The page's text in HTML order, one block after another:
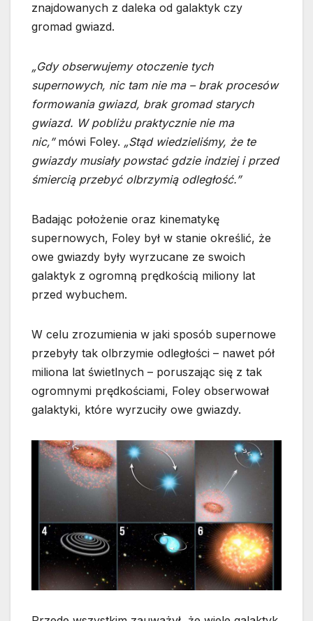
znajdowanych z daleka od galaktyk czy
gromad gwiazd.
„Gdy obserwujemy otoczenie tych
supernowych, nic tam nie ma – brak procesów
formowania gwiazd, brak gromad starych
gwiazd. W pobliżu praktycznie nie ma
nic,” mówi Foley. „Stąd wiedzieliśmy, że te
gwiazdy musiały powstać gdzie indziej i przed
śmiercią przebyć olbrzymią odległość.”
Badając położenie oraz kinematykę
supernowych, Foley był w stanie określić, że
owe gwiazdy były wyrzucane ze swoich
galaktyk z ogromną prędkością miliony lat
przed wybuchem.
W celu zrozumienia w jaki sposób supernowe
przebyły tak olbrzymie odległości – nawet pół
miliona lat świetlnych – poruszając się z tak
ogromnymi prędkościami, Foley obserwował
galaktyki, które wyrzuciły owe gwiazdy.